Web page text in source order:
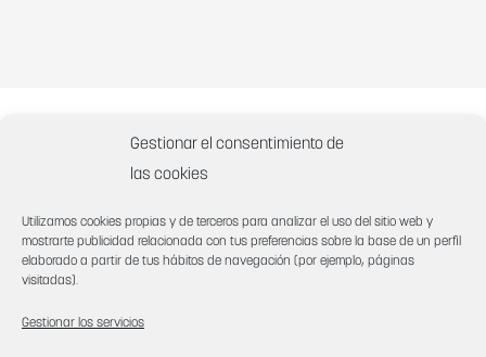
Gestionar el consentimiento de
las cookies
Utilizamos cookies propias y de terceros para analizar el uso del sitio web y
mostrarte publicidad relacionada con tus preferencias sobre la base de un perfil
elaborado a partir de tus hábitos de navegación (por ejemplo, páginas
visitadas).
Gestionar los servicios